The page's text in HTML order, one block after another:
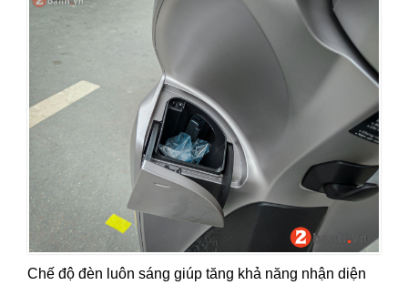
Chế độ đèn luôn sáng giúp tăng khả năng nhận diện